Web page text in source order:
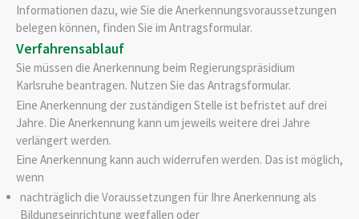
Informationen dazu, wie Sie die Anerkennungsvoraussetzungen
belegen können, finden Sie im Antragsformular.
Verfahrensablauf
Sie müssen die Anerkennung beim Regierungspräsidium
Karlsruhe beantragen. Nutzen Sie das Antragsformular.
Eine Anerkennung der zuständigen Stelle ist befristet auf drei
Jahre. Die Anerkennung kann um jeweils weitere drei Jahre
verlängert werden.
Eine Anerkennung kann auch widerrufen werden. Das ist möglich,
wenn
nachträglich die Voraussetzungen für Ihre Anerkennung als
Bildungseinrichtung wegfallen oder